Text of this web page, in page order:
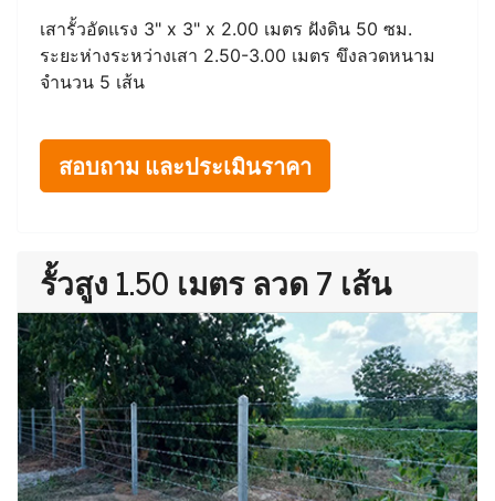
เสารั้วอัดแรง 3" x 3" x 2.00 เมตร ฝังดิน 50 ซม.
ระยะห่างระหว่างเสา 2.50-3.00 เมตร ขึงลวดหนาม
จำนวน 5 เส้น
สอบถาม และประเมินราคา
รั้วสูง 1.50 เมตร ลวด 7 เส้น